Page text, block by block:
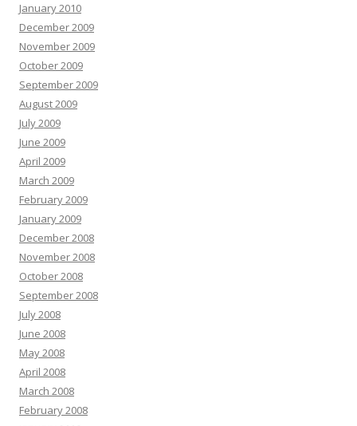
January 2010
December 2009
November 2009
October 2009
September 2009
August 2009
July 2009
June 2009
April 2009
March 2009
February 2009
January 2009
December 2008
November 2008
October 2008
September 2008
July 2008
June 2008
May 2008
April 2008
March 2008
February 2008